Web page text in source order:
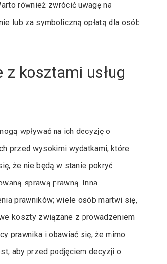
również zwrócić uwagę na
lub za symboliczną opłatą dla osób
kosztami usług
wpływać na ich decyzję o
przed wysokimi wydatkami, które
że nie będą w stanie pokryć
sprawą prawną. Inna
prawników; wiele osób martwi się,
koszty związane z prowadzeniem
prawnika i obawiać się, że mimo
aby przed podjęciem decyzji o